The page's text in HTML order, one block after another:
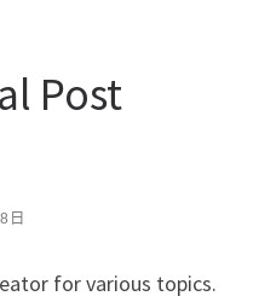
Post
日
for various topics.